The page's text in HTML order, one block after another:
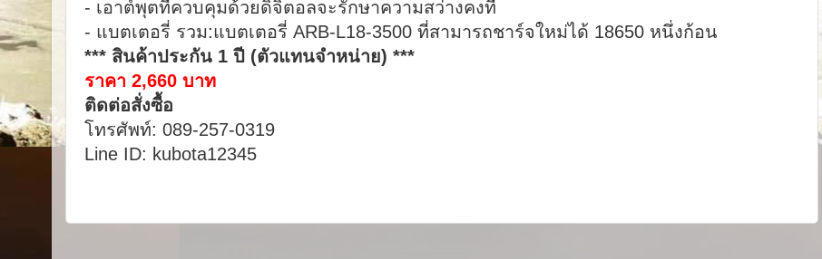
- เอาต์พุตที่ควบคุมด้วยดิจิตอลจะรักษาความสว่างคงที่
- แบตเตอรี่ รวม:แบตเตอรี่ ARB-L18-3500 ที่สามารถชาร์จใหม่ได้ 18650 หนึ่งก้อน
*** สินค้าประกัน 1 ปี (ตัวแทนจำหน่าย) ***
ราคา 2,660 บาท
ติดต่อสั่งซื้อ
โทรศัพท์: 089-257-0319
Line ID: kubota12345